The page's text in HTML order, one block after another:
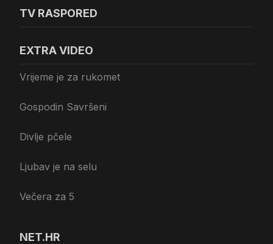
TV RASPORED
EXTRA VIDEO
Vrijeme je za rukomet
Gospodin Savršeni
Divlje pčele
Ljubav je na selu
Večera za 5
NET.HR